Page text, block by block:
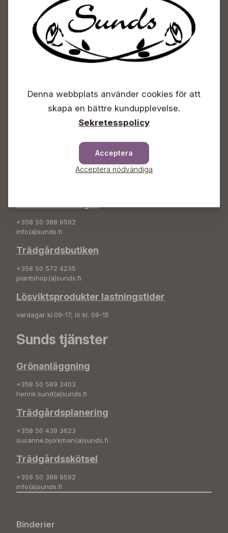
Sunds Trädgårdscenter
Öppet
Sunds Trädgård Ab
+358 50 388 9592
info(a)sunds.fi
Trädgårdsbutiken
+358 50 572 4235
plantshop(a)sunds.fi
Lösviktsprodukter lastningstider
vardagar kl.09-17, lö kl. 09-15
Sunds tjänster
Grönanläggning
+358 50 589 2403
henrik.sund(a)sunds.fi
Trädgårdsplanering
+358 50 439 3623
susanne.bjorkman(a)sunds.fi
Trädgårdsskötsel
+358 50 388 9592
info(a)sunds.fi
Binderier
Denna webbplats använder cookies för att
skapa en bättre kundupplevelse.
Sekretesspolicy
Acceptera
Acceptera nödvändiga